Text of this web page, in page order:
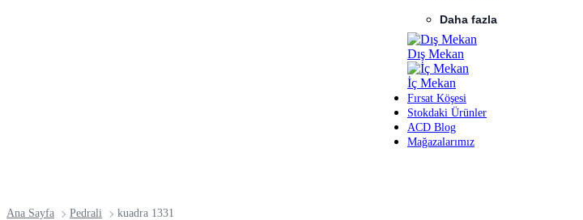
Daha fazla
Dış Mekan
İç Mekan
Fırsat Köşesi
Stokdaki Ürünler
ACD Blog
Mağazalarımız
Ana Sayfa Pedrali kuadra 1331